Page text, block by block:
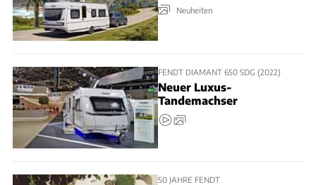
Neuheiten
FENDT DIAMANT 650 SDG (2022)
Neuer Luxus-
Tandemachser
50 JAHRE FENDT